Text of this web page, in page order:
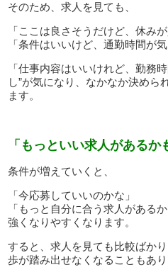
そのため、求人を見ても、
「ここは良さそうだけど、休みが
「条件はいいけど、通勤時間が気
「仕事内容はいいけれど、勤務
し”が気になり、なかなか決めら
ます。
「もっといい求人がある
条件が増えていくと、
「今応募していいのかな」
「もっと自分に合う求人がある
強くなりやすくなります。
すると、求人を見ても比較ばか
歩が踏み出せなくなることもあり